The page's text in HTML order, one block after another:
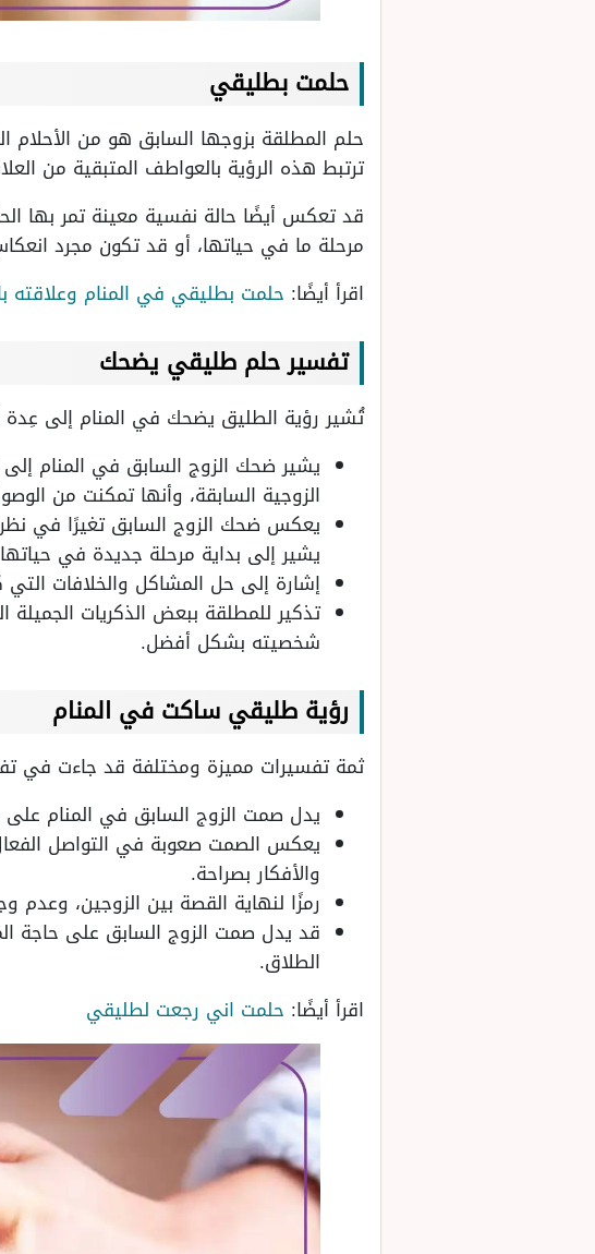
حلمت بطليقي
حلم المطلقة بزوجها السابق هو من الأحلام
ترتبط هذه الرؤية بالعواطف المتبقية من
قد تعكس أيضًا حالة نفسية معينة تمر بها
مرحلة ما في حياتها، أو قد تكون مجرد
اقرأ أيضًا: حلمت بطليقي في المنام وعلاقته
تفسير حلم طليقي يضحك
تُشير رؤية الطليق يضحك في المنام إلى
يشير ضحك الزوج السابق في المنام
الزوجية السابقة، وأنها تمكنت من
يعكس ضحك الزوج السابق تغيرًا في
يشير إلى بداية مرحلة جديدة في
إشارة إلى حل المشاكل والخلافات
تذكير للمطلقة ببعض الذكريات
شخصيته بشكل أفضل.
رؤية طليقي ساكت في المنام
ثمة تفسيرات مميزة ومختلفة قد جاءت في
يدل صمت الزوج السابق في المنام على
يعكس الصمت صعوبة في التواصل الفعال
والأفكار بصراحة.
رمزًا لنهاية القصة بين الزوجين،
قد يدل صمت الزوج السابق على حاجة
الطلاق.
اقرأ أيضًا: حلمت اني رجعت لطليقي